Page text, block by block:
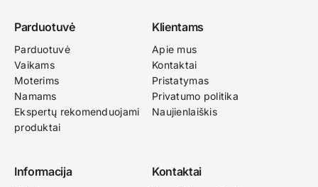
Parduotuvė
Parduotuvė
Vaikams
Moterims
Namams
Ekspertų rekomenduojami
produktai
Klientams
Apie mus
Kontaktai
Pristatymas
Privatumo politika
Naujienlaiškis
Informacija Kontaktai